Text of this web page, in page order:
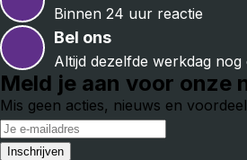
Binnen 24 uur reactie
Bel ons
Altijd dezelfde werkdag
Meld je aan voor onze
Mis geen acties, nieuws en voordeel